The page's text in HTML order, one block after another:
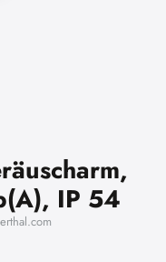
IP 54